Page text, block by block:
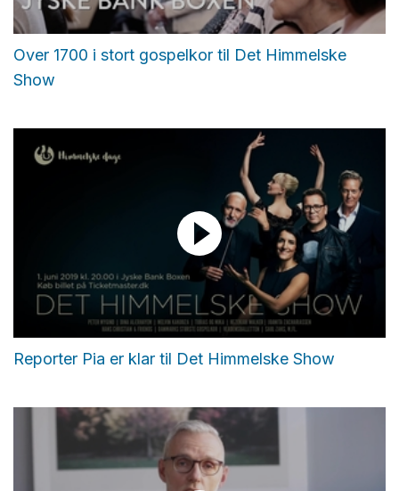
Over 1700 i stort gospelkor til Det Himmelske
Show
Reporter Pia er klar til Det Himmelske Show